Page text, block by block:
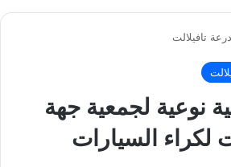
تافيلالت
نوعية لجمعية جهة
لكراء السيارات